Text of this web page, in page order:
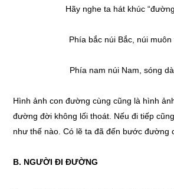
Hãy nghe ta hát khúc
Phía bắc núi Bắc, núi muôn
Phía nam núi Nam, sóng
Hình ảnh con đường cùng cũng là hình
đường đời không lối thoát. Nếu đi tiếp
như thế nào. Có lẽ ta đã đến bước đường
B. NGƯỜI ĐI ĐƯỜNG